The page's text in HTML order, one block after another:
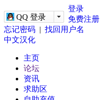
QQ 登录
登录
免费注册
忘记密码 | 找回用户名
中文汉化
主页
论坛
资讯
求助区